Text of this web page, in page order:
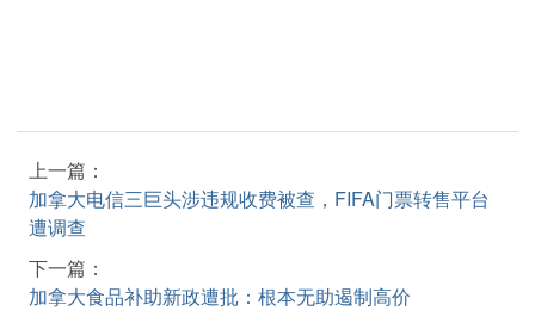
上一篇：
加拿大电信三巨头涉违规收费被查，FIFA门票转售平台
遭调查
下一篇：
加拿大食品补助新政遭批：根本无助遏制高价